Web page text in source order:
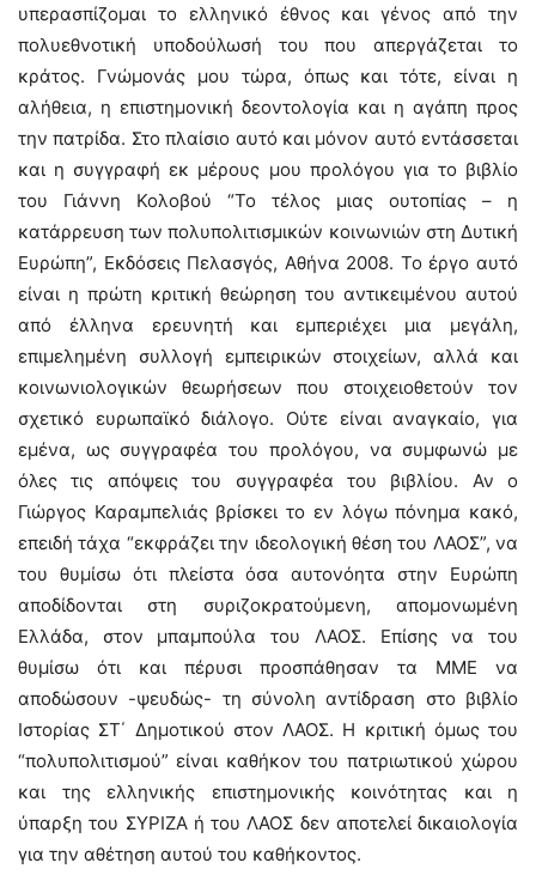
υπερασπίζομαι το ελληνικό έθνος και γένος από την
πολυεθνοτική υποδούλωσή του που απεργάζεται το
κράτος. Γνώμονάς μου τώρα, όπως και τότε, είναι η
αλήθεια, η επιστημονική δεοντολογία και η αγάπη προς
την πατρίδα. Στο πλαίσιο αυτό και μόνον αυτό εντάσσεται
και η συγγραφή εκ μέρους μου προλόγου για το βιβλίο
του Γιάννη Κολοβού “Το τέλος μιας ουτοπίας – η
κατάρρευση των πολυπολιτισμικών κοινωνιών στη Δυτική
Ευρώπη”, Εκδόσεις Πελασγός, Αθήνα 2008. Το έργο αυτό
είναι η πρώτη κριτική θεώρηση του αντικειμένου αυτού
από έλληνα ερευνητή και εμπεριέχει μια μεγάλη,
επιμελημένη συλλογή εμπειρικών στοιχείων, αλλά και
κοινωνιολογικών θεωρήσεων που στοιχειοθετούν τον
σχετικό ευρωπαϊκό διάλογο. Ούτε είναι αναγκαίο, για
εμένα, ως συγγραφέα του προλόγου, να συμφωνώ με
όλες τις απόψεις του συγγραφέα του βιβλίου. Αν ο
Γιώργος Καραμπελιάς βρίσκει το εν λόγω πόνημα κακό,
επειδή τάχα “εκφράζει την ιδεολογική θέση του ΛΑΟΣ”, να
του θυμίσω ότι πλείστα όσα αυτονόητα στην Ευρώπη
αποδίδονται στη συριζοκρατούμενη, απομονωμένη
Ελλάδα, στον μπαμπούλα του ΛΑΟΣ. Επίσης να του
θυμίσω ότι και πέρυσι προσπάθησαν τα ΜΜΕ να
αποδώσουν -ψευδώς- τη σύνολη αντίδραση στο βιβλίο
Ιστορίας ΣΤ΄ Δημοτικού στον ΛΑΟΣ. Η κριτική όμως του
“πολυπολιτισμού” είναι καθήκον του πατριωτικού χώρου
και της ελληνικής επιστημονικής κοινότητας και η
ύπαρξη του ΣΥΡΙΖΑ ή του ΛΑΟΣ δεν αποτελεί δικαιολογία
για την αθέτηση αυτού του καθήκοντος.